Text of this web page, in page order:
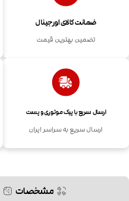
ضمانت کالای اورجینال
تضمین بهترین قیمت
ارسال سریع با پیک موتوری و پست
ارسال سریع به سراسر ایران
مشخصات